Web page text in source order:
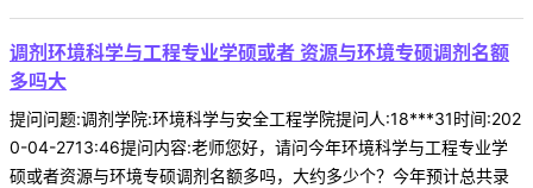
调剂环境科学与工程专业学硕或者 资源与环境专硕调剂名额
多吗大
提问问题:调剂学院:环境科学与安全工程学院提问人:18***31时间:202
0-04-2713:46提问内容:老师您好，请问今年环境科学与工程专业学
硕或者资源与环境专硕调剂名额多吗，大约多少个？今年预计总共录